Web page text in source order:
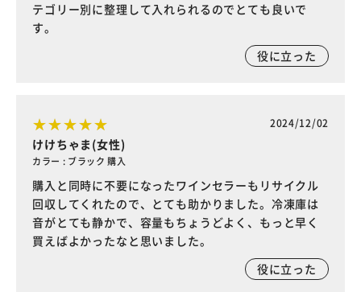
テゴリー別に整理して入れられるのでとても良いで
す。
役に立った
2024/12/02
けけちゃま(女性)
カラー : ブラック 購入
購入と同時に不要になったワインセラーもリサイクル
回収してくれたので、とても助かりました。冷凍庫は
音がとても静かで、容量もちょうどよく、もっと早く
買えばよかったなと思いました。
役に立った